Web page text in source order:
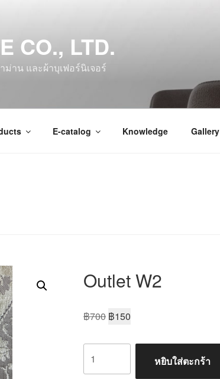
CO., LTD.
ม่าน และผ้าบุเฟอร์นิเจอร์
E-catalog Knowledge Gallery
Outlet W2
฿700 ฿150
หยิบใส่ตะกร้า